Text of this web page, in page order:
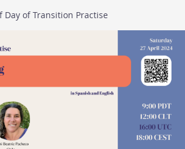
Day of Transition Practise